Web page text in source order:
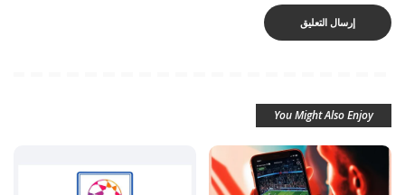
You Might Also Enjoy